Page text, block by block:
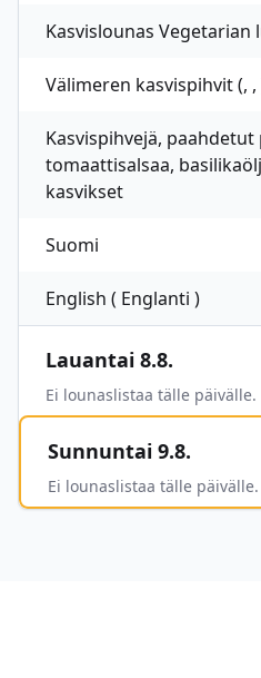
Kasvislounas Vegetarian
Välimeren kasvispihvit (, ,
Kasvispihvejä,
tomaattisalsaa,
kasvikset
Suomi
English ( Englanti )
Lauantai 8.8.
Ei lounaslistaa tälle päivälle.
Sunnuntai 9.8.
Ei lounaslistaa tälle päivälle.